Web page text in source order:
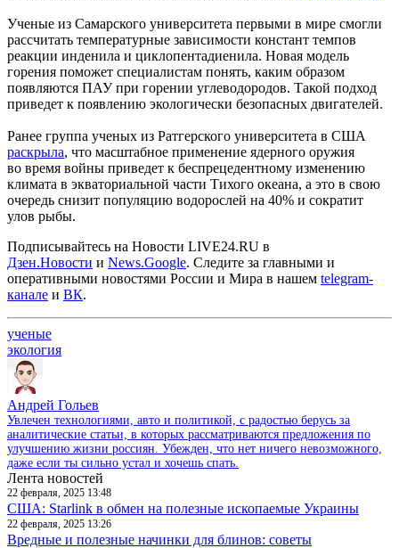
Ученые из Самарского университета первыми в мире смогли
рассчитать температурные зависимости констант темпов
реакции инденила и циклопентадиенила. Новая модель
горения поможет специалистам понять, каким образом
появляются ПАУ при горении углеводородов. Такой подход
приведет к появлению экологически безопасных двигателей.
Ранее группа ученых из Ратгерского университета в США
раскрыла, что масштабное применение ядерного оружия
во время войны приведет к беспрецедентному изменению
климата в экваториальной части Тихого океана, а это в свою
очередь снизит популяцию водорослей на 40% и сократит
улов рыбы.
Подписывайтесь на Новости LIVE24.RU в
Дзен.Новости и News.Google. Следите за главными и
оперативными новостями России и Мира в нашем telegram-
канале и ВК.
ученые
экология
Андрей Гольев
Увлечен технологиями, авто и политикой, с радостью берусь за
аналитические статьи, в которых рассматриваются предложения по
улучшению жизни россиян. Убежден, что нет ничего невозможного,
даже если ты сильно устал и хочешь спать.
Лента новостей
22 февраля, 2025 13:48
США: Starlink в обмен на полезные ископаемые Украины
22 февраля, 2025 13:26
Вредные и полезные начинки для блинов: советы